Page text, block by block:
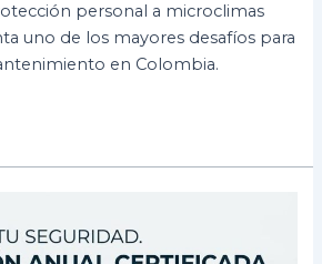
personal a microclimas
uno de los mayores desafíos para
en Colombia.